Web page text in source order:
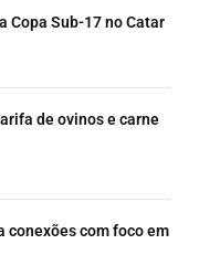
Copa Sub-17 no Catar
de ovinos e carne
conexões com foco em